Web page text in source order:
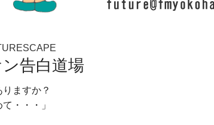
告白道場
ますか？
・・・」